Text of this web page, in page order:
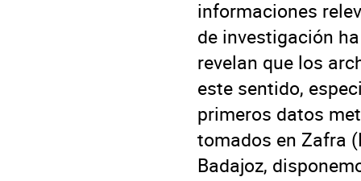
informaciones
de investigación
revelan que los
este sentido,
primeros datos
tomados en Zafra
Badajoz,